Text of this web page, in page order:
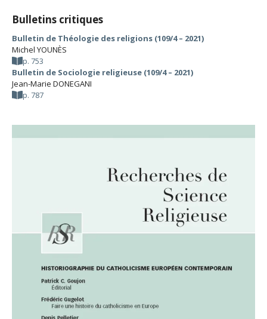
Bulletins critiques
Bulletin de Théologie des religions (109/4 – 2021)
Michel YOUNÈS
p. 753
Bulletin de Sociologie religieuse (109/4 – 2021)
Jean-Marie DONEGANI
p. 787